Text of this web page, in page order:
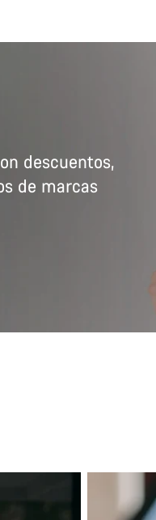
descuentos,
de marcas